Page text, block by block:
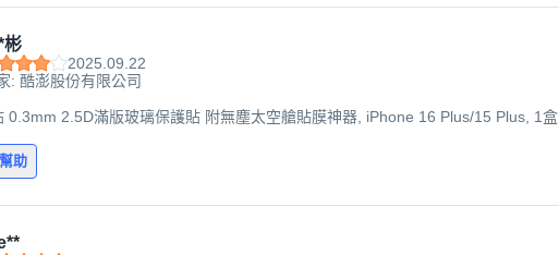
彬
2025.09.22
: 酷澎股份有限公司
0.3mm 2.5D滿版玻璃保護貼 附無塵太空艙貼膜神器, iPhone 16 Plus/15 Plus, 1盒
助